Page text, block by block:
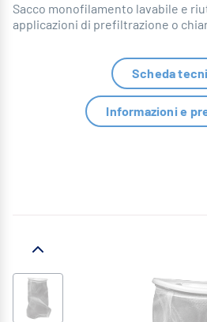
Sacco monofilamento lavabile e
applicazioni di prefiltrazione o
Scheda
Informazioni e